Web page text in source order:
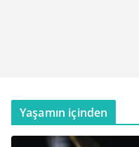
Yaşamın içinden